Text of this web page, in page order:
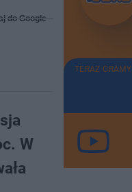
do Google
W
TERAZ GRAMY